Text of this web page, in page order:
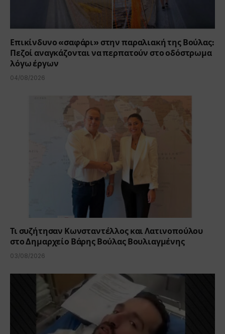
Επικίνδυνο «σαφάρι» στην παραλιακή της Βούλας:
Πεζοί αναγκάζονται να περπατούν στο οδόστρωμα
λόγω έργων
04/08/2026
Τι συζήτησαν Κωνσταντέλλος και Λατινοπούλου
στο Δημαρχείο Βάρης Βούλας Βουλιαγμένης
03/08/2026